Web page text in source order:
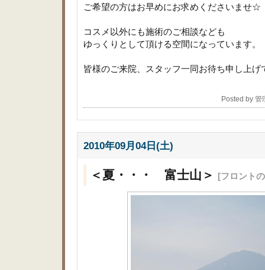
ご希望の方はお早めにお求めくださいませ☆
コスメ以外にも施術のご相談なども
ゆっくりとして頂ける空間になっています。
皆様のご来院、スタッフ一同お待ち申し上げ
Posted by
2010年09月04日(土)
＜夏・・・ 富士山＞ [フロント